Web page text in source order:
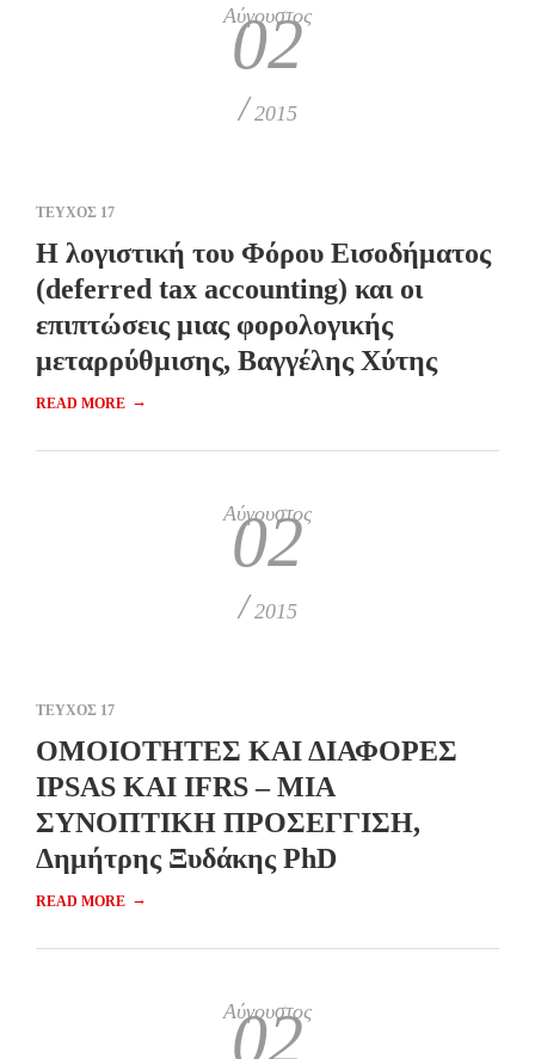
Αύγουστος
02
/ 2015
ΤΕΥΧΟΣ 17
Η λογιστική του Φόρου Εισοδήματος
(deferred tax accounting) και οι
επιπτώσεις μιας φορολογικής
μεταρρύθμισης, Βαγγέλης Χύτης
READ MORE →
Αύγουστος
02
/ 2015
ΤΕΥΧΟΣ 17
ΟΜΟΙΟΤΗΤΕΣ ΚΑΙ ΔΙΑΦΟΡΕΣ
IPSAS ΚΑΙ IFRS – ΜΙΑ
ΣΥΝΟΠΤΙΚΗ ΠΡΟΣΕΓΓΙΣΗ,
Δημήτρης Ξυδάκης PhD
READ MORE →
Αύγουστος
02